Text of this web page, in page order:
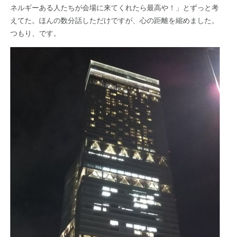
ネルギーある人たちが会場に来てくれたら最高や！」とずっと考
えてた。ほんの数分話しただけですが、心の距離を縮めました。
つもり、です。